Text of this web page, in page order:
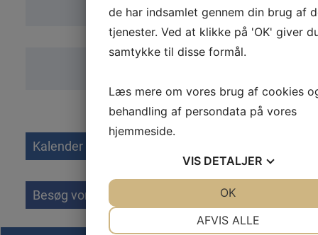
Kalender
Besøg vores side
de har indsamlet gennem din brug af
tjenester. Ved at klikke på 'OK' giver
samtykke til disse formål.
Læs mere om vores brug af cookies
behandling af persondata på vores
hjemmeside.
VIS DETALJER
AFVIS ALLE
OK